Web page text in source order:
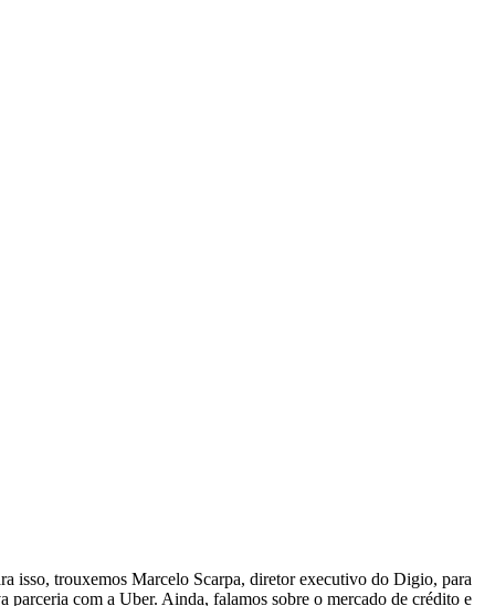
isso, trouxemos Marcelo Scarpa, diretor executivo do Digio, para
com a Uber. Ainda, falamos sobre o mercado de crédito e